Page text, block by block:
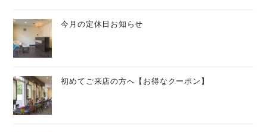
今月の定休日お知らせ
初めてご来店の方へ【お得なクーポン】